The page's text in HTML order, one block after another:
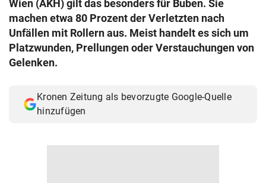
Muthgasse 2, 1190 Wien
Wien (AKH) gilt das besonders für Buben. Sie
machen etwa 80 Prozent der Verletzten nach
Unfällen mit Rollern aus. Meist handelt es sich um
Platzwunden, Prellungen oder Verstauchungen von
Gelenken.
Kronen Zeitung als bevorzugte Google-Quelle
hinzufügen